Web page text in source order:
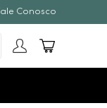
Conosco